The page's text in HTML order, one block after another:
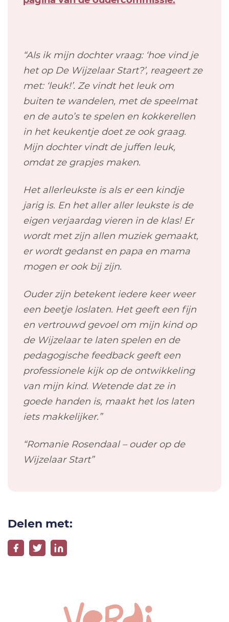
“Als ik mijn dochter vraag: ‘hoe vind je
het op De Wijzelaar Start?’, reageert ze
met: ‘leuk!’. Ze vindt het leuk om
buiten te wandelen, met de speelmat
en de auto’s te spelen en kokkerellen
in het keukentje doet ze ook graag.
Mijn dochter vindt de juffen leuk,
omdat ze grapjes maken.
Het allerleukste is als er een kindje
jarig is. En het aller aller leukste is de
eigen verjaardag vieren in de klas! Er
wordt met zijn allen muziek gemaakt,
er wordt gedanst en papa en mama
mogen er ook bij zijn.
Ouder zijn betekent iedere keer weer
een beetje loslaten. Het geeft een fijn
en vertrouwd gevoel om mijn kind op
de Wijzelaar te laten spelen en de
pedagogische feedback geeft een
professionele kijk op de ontwikkeling
van mijn kind. Wetende dat ze in
goede handen is, maakt het los laten
iets makkelijker.”
“Romanie Rosendaal – ouder op de
Wijzelaar Start”
Delen met: